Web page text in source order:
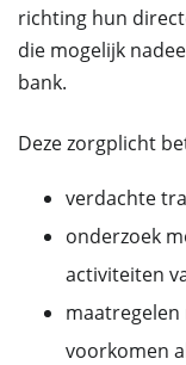
richting hun
die mogelijk
bank.
Deze zorgplicht
verdachte
onderzoek
activiteiten
voorkomen